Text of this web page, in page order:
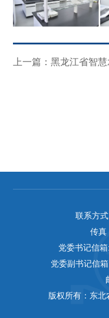
上一篇：黑龙江省智
联系方式
传真
党委书记信
党委副书记信
版权所有：东北